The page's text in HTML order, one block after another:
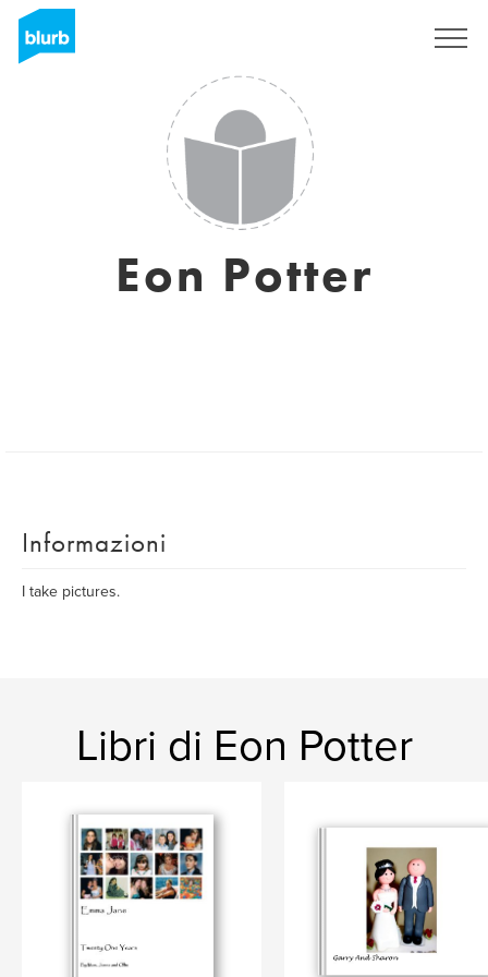
Eon Potter
Informazioni
I take pictures.
Libri di Eon Potter